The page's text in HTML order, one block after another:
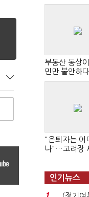
부동산 동상
민만 불안하다
"은퇴자는 어
나"…고려장
인기뉴스